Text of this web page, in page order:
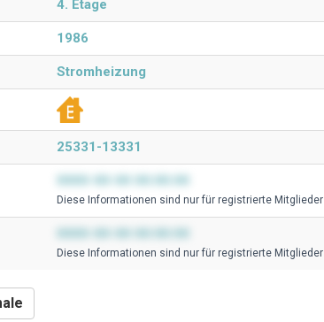
4. Etage
1986
Stromheizung
25331-13331
Diese Ιnformationen sind nur für registrierte Mitglieder
Diese Ιnformationen sind nur für registrierte Mitglieder